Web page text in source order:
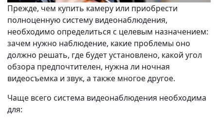
Прежде, чем купить камеру или приобрести
полноценную систему видеонаблюдения,
необходимо определиться с целевым назначением:
зачем нужно наблюдение, какие проблемы оно
должно решать, где будет установлено, какой угол
обзора предпочтителен, нужна ли ночная
видеосъемка и звук, а также многое другое.
Чаще всего система видеонаблюдения необходима
для: